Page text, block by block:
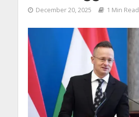
December 20, 2025 1 Min Read